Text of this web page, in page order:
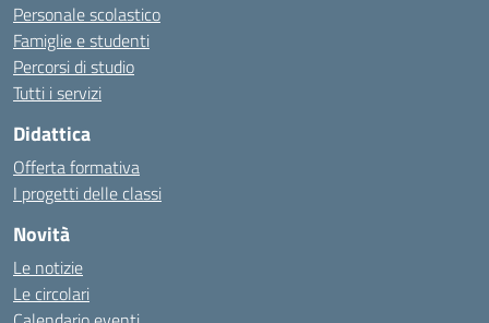
Personale scolastico
Famiglie e studenti
Percorsi di studio
Tutti i servizi
Didattica
Offerta formativa
I progetti delle classi
Novità
Le notizie
Le circolari